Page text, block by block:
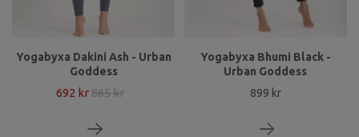
Yogabyxa Dakini Ash - Urban
Goddess
692 kr 865 kr
Yogabyxa Bhumi Black -
Urban Goddess
899 kr